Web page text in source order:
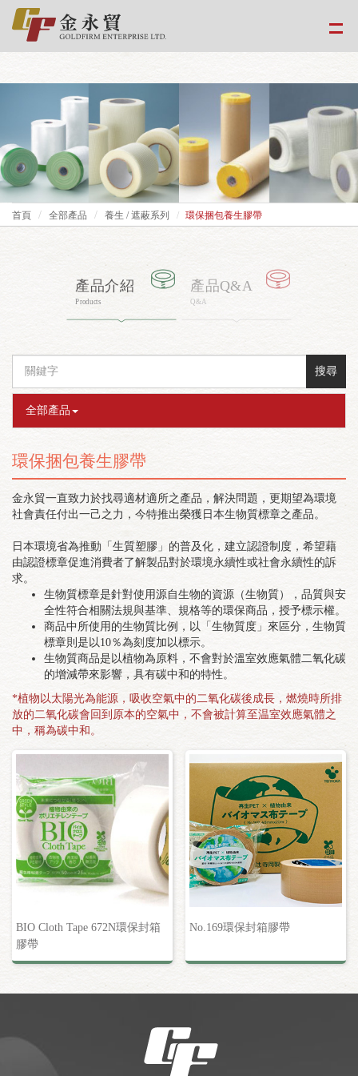
google-site-
verification=EvPoimA01gXxwXCpdefUUxzfHUTmBpMCMS46hwWJ2Xo
首頁 全部產品 養生 / 遮蔽系列 環保捆包養生膠帶
產品介紹
Products
產品Q&A
Q&A
搜尋
全部產品
環保捆包養生膠帶
金永貿一直致力於找尋適材適所之產品，解決問題，更期望為環境
社會責任付出一己之力，今特推出榮獲日本生物質標章之產品。
日本環境省為推動「生質塑膠」的普及化，建立認證制度，希望藉
由認證標章促進消費者了解製品對於環境永續性或社會永續性的訴
求。
生物質標章是針對使用源自生物的資源（生物質），品質與安
全性符合相關法規與基準、規格等的環保商品，授予標示權。
商品中所使用的生物質比例，以「生物質度」來區分，生物質
標章則是以10％為刻度加以標示。
生物質商品是以植物為原料，不會對於溫室效應氣體二氧化碳
的增減帶來影響，具有碳中和的特性。
*植物以太陽光為能源 ， 吸收空氣中的二氧化碳後成長 ， 燃燒時所排
放的二氧化碳會回到原本的空氣中， 不會被計算至温室效應氣體之
中，稱為碳中和。
BIO Cloth Tape 672N環保封箱
膠帶
No.169環保封箱膠帶